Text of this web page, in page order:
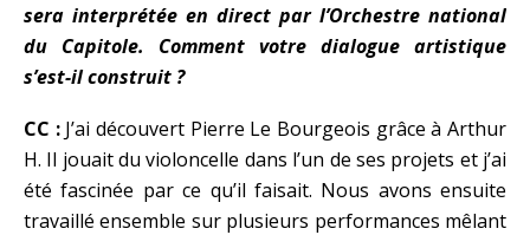
sera interprétée en direct par l’Orchestre national
du Capitole. Comment votre dialogue artistique
s’est-il construit ?
CC :J’ai découvert Pierre Le Bourgeois grâce à Arthur
H. Il jouait du violoncelle dans l’un de ses projets et j’ai
été fascinée par ce qu’il faisait. Nous avons ensuite
travaillé ensemble sur plusieurs performances mêlant